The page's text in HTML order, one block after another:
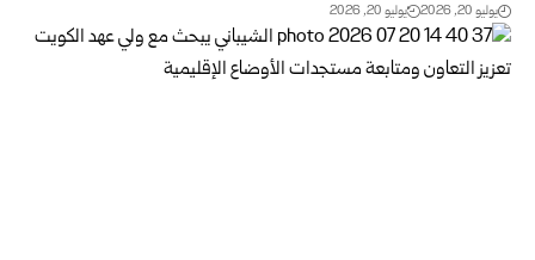
يوليو 20, 2026 يوليو 20, 2026